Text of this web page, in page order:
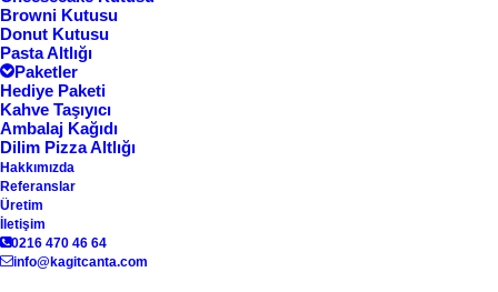
Browni Kutusu
Donut Kutusu
Pasta Altlığı
Paketler
Hediye Paketi
Kahve Taşıyıcı
Ambalaj Kağıdı
Dilim Pizza Altlığı
Hakkımızda
Referanslar
Üretim
İletişim
0216 470 46 64
info@kagitcanta.com